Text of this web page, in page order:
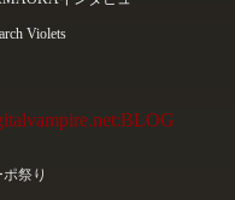
Violets
祭り